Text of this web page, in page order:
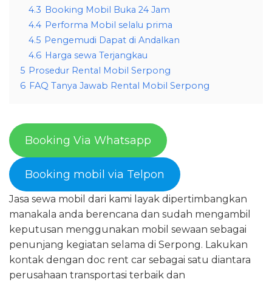
4.3 Booking Mobil Buka 24 Jam
4.4 Performa Mobil selalu prima
4.5 Pengemudi Dapat di Andalkan
4.6 Harga sewa Terjangkau
5 Prosedur Rental Mobil Serpong
6 FAQ Tanya Jawab Rental Mobil Serpong
Booking Via Whatsapp
Booking mobil via Telpon
Jasa sewa mobil dari kami layak dipertimbangkan
manakala anda berencana dan sudah mengambil
keputusan menggunakan mobil sewaan sebagai
penunjang kegiatan selama di Serpong. Lakukan
kontak dengan doc rent car sebagai satu diantara
perusahaan transportasi terbaik dan